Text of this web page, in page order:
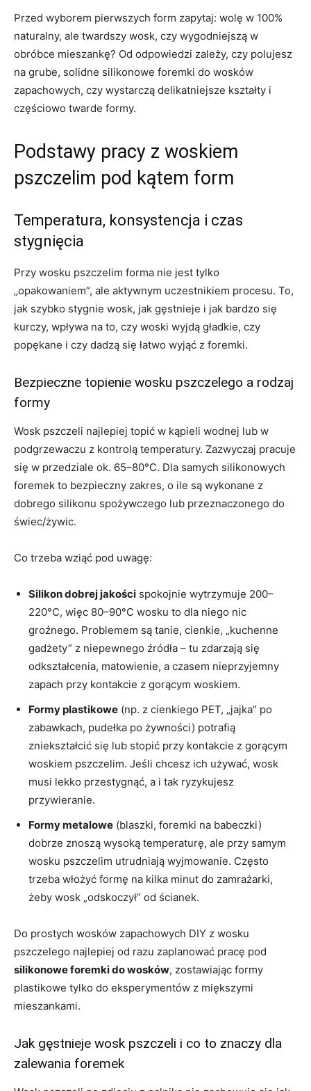
Przed wyborem pierwszych form zapytaj: wolę w 100%
naturalny, ale twardszy wosk, czy wygodniejszą w
obróbce mieszankę? Od odpowiedzi zależy, czy polujesz
na grube, solidne silikonowe foremki do wosków
zapachowych, czy wystarczą delikatniejsze kształty i
częściowo twarde formy.
Podstawy pracy z woskiem
pszczelim pod kątem form
Temperatura, konsystencja i czas
stygnięcia
Przy wosku pszczelim forma nie jest tylko
„opakowaniem”, ale aktywnym uczestnikiem procesu. To,
jak szybko stygnie wosk, jak gęstnieje i jak bardzo się
kurczy, wpływa na to, czy woski wyjdą gładkie, czy
popękane i czy dadzą się łatwo wyjąć z foremki.
Bezpieczne topienie wosku pszczelego a rodzaj
formy
Wosk pszczeli najlepiej topić w kąpieli wodnej lub w
podgrzewaczu z kontrolą temperatury. Zazwyczaj pracuje
się w przedziale ok. 65–80°C. Dla samych silikonowych
foremek to bezpieczny zakres, o ile są wykonane z
dobrego silikonu spożywczego lub przeznaczonego do
świec/żywic.
Co trzeba wziąć pod uwagę:
Silikon dobrej jakości spokojnie wytrzymuje 200–
220°C, więc 80–90°C wosku to dla niego nic
groźnego. Problemem są tanie, cienkie, „kuchenne
gadżety” z niepewnego źródła – tu zdarzają się
odkształcenia, matowienie, a czasem nieprzyjemny
zapach przy kontakcie z gorącym woskiem.
Formy plastikowe (np. z cienkiego PET, „jajka” po
zabawkach, pudełka po żywności) potrafią
zniekształcić się lub stopić przy kontakcie z gorącym
woskiem pszczelim. Jeśli chcesz ich używać, wosk
musi lekko przestygnąć, a i tak ryzykujesz
przywieranie.
Formy metalowe (blaszki, foremki na babeczki)
dobrze znoszą wysoką temperaturę, ale przy samym
wosku pszczelim utrudniają wyjmowanie. Często
trzeba włożyć formę na kilka minut do zamrażarki,
żeby wosk „odskoczył” od ścianek.
Do prostych wosków zapachowych DIY z wosku
pszczelego najlepiej od razu zaplanować pracę pod
silikonowe foremki do wosków, zostawiając formy
plastikowe tylko do eksperymentów z miększymi
mieszankami.
Jak gęstnieje wosk pszczeli i co to znaczy dla
zalewania foremek